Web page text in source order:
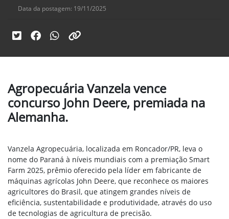
Data da postagem: 19/11/2025
Agropecuária Vanzela vence
concurso John Deere, premiada na
Alemanha.
Vanzela Agropecuária, localizada em Roncador/PR, leva o
nome do Paraná à níveis mundiais com a premiação Smart
Farm 2025, prêmio oferecido pela líder em fabricante de
máquinas agrícolas John Deere, que reconhece os maiores
agricultores do Brasil, que atingem grandes níveis de
eficiência, sustentabilidade e produtividade, através do uso
de tecnologias de agricultura de precisão.